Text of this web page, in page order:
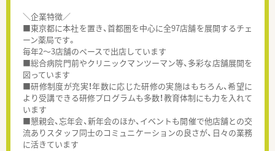
＼企業特徴／
■東京都に本社を置き、首都圏を中心に全97店舗を展開するチェ
ーン薬局です。
毎年2～3店舗のペースで出店しています
■総合病院門前やクリニックマンツーマン等、多彩な店舗展開を
図っています
■研修制度が充実！年数に応じた研修の実施はもちろん、希望に
より受講できる研修プログラムも多数！教育体制にも力を入れて
います
■懇親会、忘年会、新年会のほか、イベントも開催で他店舗との交
流ありスタッフ同士のコミュニケーションの良さが、日々の業務
に活きています